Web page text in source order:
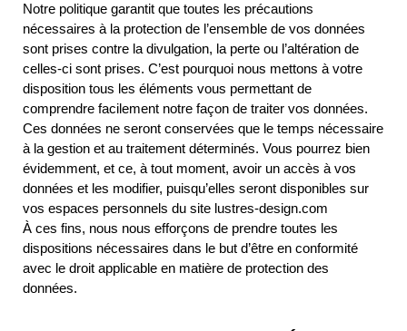
Notre politique garantit que toutes les précautions
nécessaires à la protection de l’ensemble de vos données
sont prises contre la divulgation, la perte ou l’altération de
celles-ci sont prises. C’est pourquoi nous mettons à votre
disposition tous les éléments vous permettant de
comprendre facilement notre façon de traiter vos données.
Ces données ne seront conservées que le temps nécessaire
à la gestion et au traitement déterminés. Vous pourrez bien
évidemment, et ce, à tout moment, avoir un accès à vos
données et les modifier, puisqu’elles seront disponibles sur
vos espaces personnels du site lustres-design.com
À ces fins, nous nous efforçons de prendre toutes les
dispositions nécessaires dans le but d’être en conformité
avec le droit applicable en matière de protection des
données.